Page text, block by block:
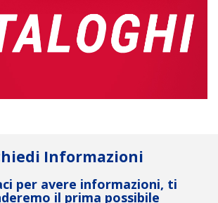
Informazioni
per avere informazioni, ti
il prima possibile